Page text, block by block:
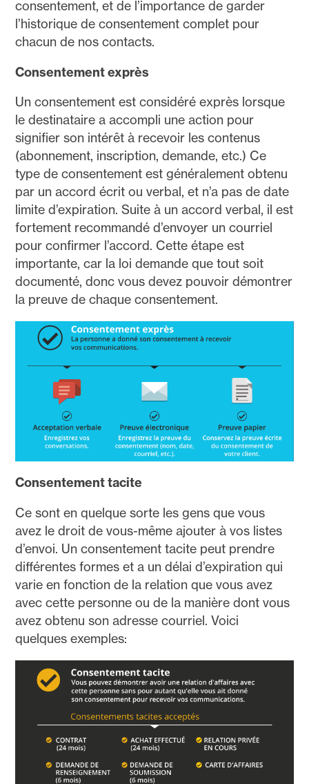
consentement, et de l’importance de garder
l’historique de consentement complet pour
chacun de nos contacts.
Consentement exprès
Un consentement est considéré exprès lorsque
le destinataire a accompli une action pour
signifier son intérêt à recevoir les contenus
(abonnement, inscription, demande, etc.) Ce
type de consentement est généralement obtenu
par un accord écrit ou verbal, et n’a pas de date
limite d’expiration. Suite à un accord verbal, il est
fortement recommandé d’envoyer un courriel
pour confirmer l’accord. Cette étape est
importante, car la loi demande que tout soit
documenté, donc vous devez pouvoir démontrer
la preuve de chaque consentement.
Consentement tacite
Ce sont en quelque sorte les gens que vous
avez le droit de vous-même ajouter à vos listes
d’envoi. Un consentement tacite peut prendre
différentes formes et a un délai d’expiration qui
varie en fonction de la relation que vous avez
avec cette personne ou de la manière dont vous
avez obtenu son adresse courriel. Voici
quelques exemples: